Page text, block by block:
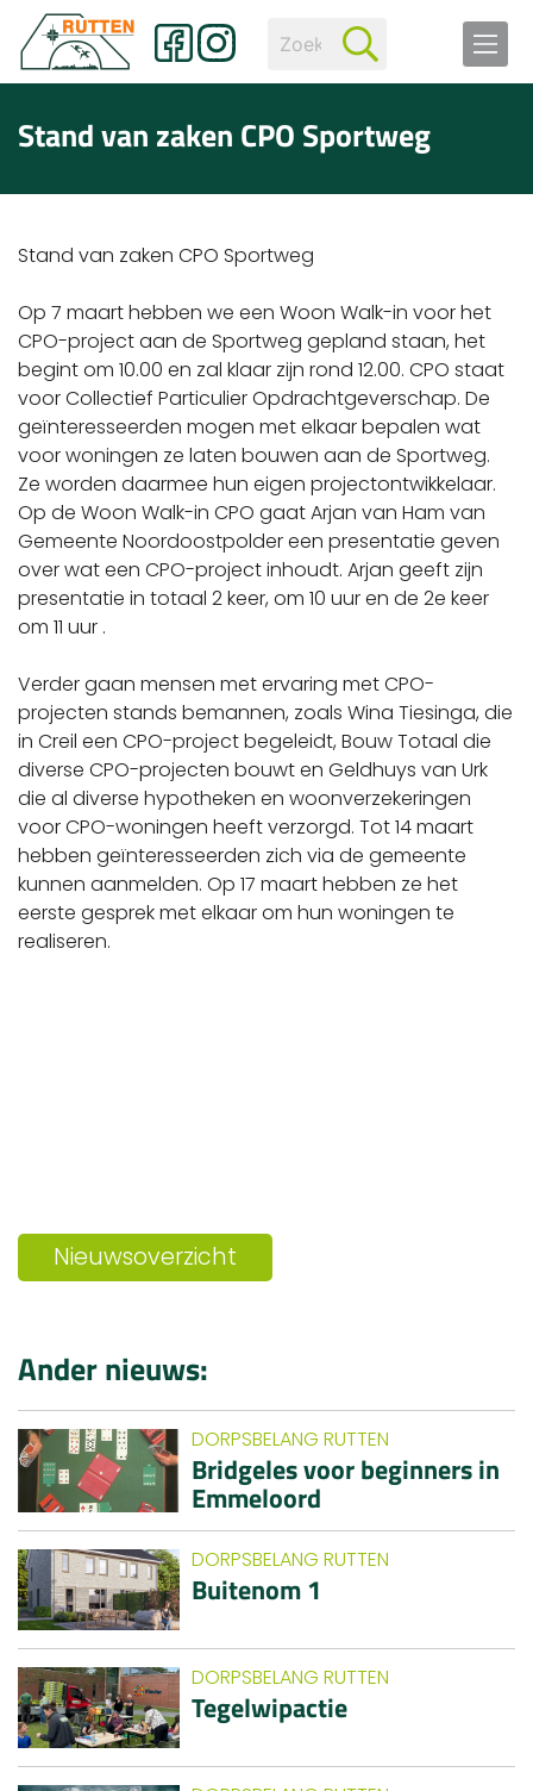
Stand van zaken CPO Sportweg
Stand van zaken CPO Sportweg
Op 7 maart hebben we een Woon Walk-in voor het
CPO-project aan de Sportweg gepland staan, het
begint om 10.00 en zal klaar zijn rond 12.00. CPO staat
voor Collectief Particulier Opdrachtgeverschap. De
geïnteresseerden mogen met elkaar bepalen wat
voor woningen ze laten bouwen aan de Sportweg.
Ze worden daarmee hun eigen projectontwikkelaar.
Op de Woon Walk-in CPO gaat Arjan van Ham van
Gemeente Noordoostpolder een presentatie geven
over wat een CPO-project inhoudt. Arjan geeft zijn
presentatie in totaal 2 keer, om 10 uur en de 2e keer
om 11 uur .
Verder gaan mensen met ervaring met CPO-
projecten stands bemannen, zoals Wina Tiesinga, die
in Creil een CPO-project begeleidt, Bouw Totaal die
diverse CPO-projecten bouwt en Geldhuys van Urk
die al diverse hypotheken en woonverzekeringen
voor CPO-woningen heeft verzorgd. Tot 14 maart
hebben geïnteresseerden zich via de gemeente
kunnen aanmelden. Op 17 maart hebben ze het
eerste gesprek met elkaar om hun woningen te
realiseren.
Nieuwsoverzicht
Ander nieuws:
DORPSBELANG RUTTEN
Bridgeles voor beginners in
Emmeloord
DORPSBELANG RUTTEN
Buitenom 1
DORPSBELANG RUTTEN
Tegelwipactie